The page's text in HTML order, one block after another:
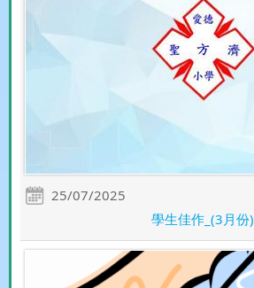
25/07/2025
學生佳作_(3月份)